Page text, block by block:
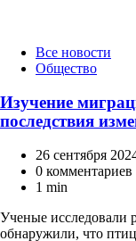
КатегорииВсе новости
Общество
Изучение
последствия
26 сентября
0 комментариев
1 min
Ученые исследовали
обнаружили, что